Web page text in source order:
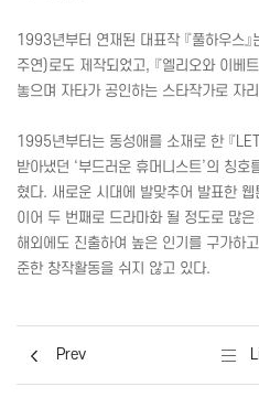
1993년부터 연재된 대표작 『풀하우스
주연)로도 제작되었고, 『엘리오와 이베트
놓으며 자타가 공인하는 스타작가로 자
1995년부터는 동성애를 소재로 한 『LET
받아냈던 ‘부드러운 휴머니스트’의 칭
혔다. 새로운 시대에 발맞추어 발표한 웹
이어 두 번째로 드라마화 될 정도로 많
해외에도 진출하여 높은 인기를 구가하
준한 창작활동을 쉬지 않고 있다.
Prev